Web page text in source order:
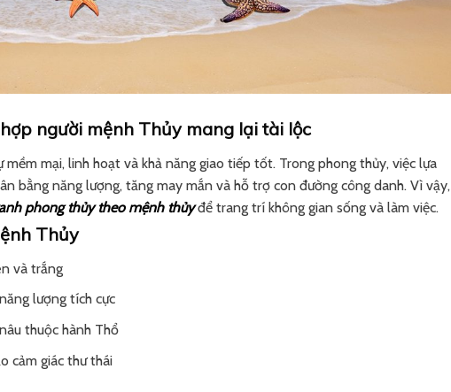
người mệnh Thủy mang lại tài lộc
mềm mại, linh hoạt và khả năng giao tiếp tốt. Trong phong thủy, việc lựa
bằng năng lượng, tăng may mắn và hỗ trợ con đường công danh. Vì vậy,
phong thủy theo mệnh thủy để trang trí không gian sống và làm việc.
Thủy
và trắng
lượng tích cực
thuộc hành Thổ
cảm giác thư thái